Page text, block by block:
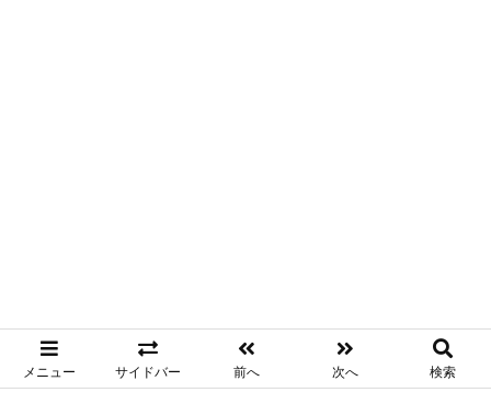
メニュー サイドバー 前へ 次へ 検索